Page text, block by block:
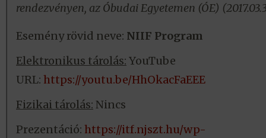
rendezvényen, az Óbudai Egyetemen (ÓE)
Esemény rövid neve: NIIF Program
Elektronikus tárolás: YouTube
URL: https://youtu.be/HhOkacFaEEE
Fizikai tárolás: Nincs
Prezentáció: https://itf.njszt.hu/wp-